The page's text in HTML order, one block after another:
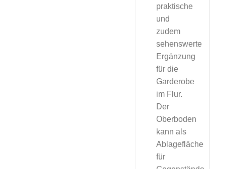
praktische
und
zudem
sehenswerte
Ergänzung
für die
Garderobe
im Flur.
Der
Oberboden
kann als
Ablagefläche
für